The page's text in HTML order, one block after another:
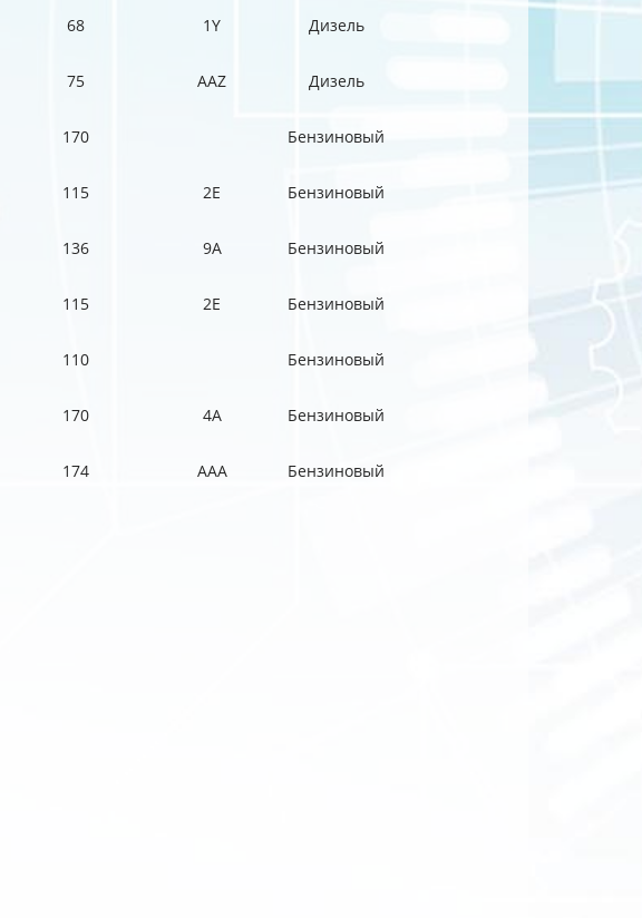
68 1Y Дизель
75 AAZ Дизель
170 Бензиновый
115 2E Бензиновый
136 9A Бензиновый
115 2E Бензиновый
110 Бензиновый
170 4A Бензиновый
174 AAA Бензиновый